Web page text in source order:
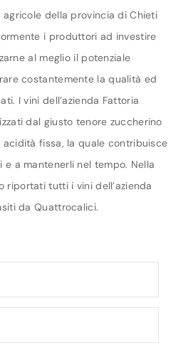
della provincia di Chieti
i produttori ad investire
al meglio il potenziale
costantemente la qualità ed
I vini dell’azienda Fattoria
dal giusto tenore zuccherino
fissa, la quale contribuisce
a mantenerli nel tempo. Nella
riportati tutti i vini dell’azienda
da Quattrocalici.